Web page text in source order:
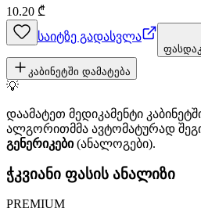
10.20 ₾
საიტზე გადასვლა
კაბინეტში დამატება
💡
დაამატეთ მედიკამენტი
ალგორითმმა ავტომატურად
გენერიკები(ანალოგები).
ჭკვიანი ფასის ანალიზი
PREMIUM